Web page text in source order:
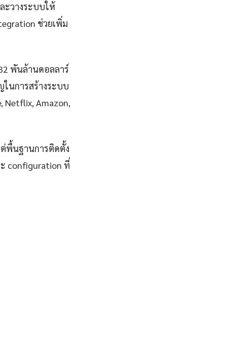
ะวางระบบให้
ช่วยเพิ่ม
พันล้านดอลลาร์
ในการสร้างระบบ
Netflix, Amazon,
พื้นฐานการติดตั้ง
configuration ที่